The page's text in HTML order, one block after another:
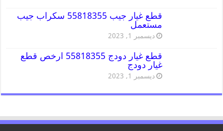
قطع غيار جيب 55818355 سكراب جيب
مستعمل
ديسمبر 1, 2023
قطع غيار دودج 55818355 ارخص قطع
غيار دودج
ديسمبر 1, 2023